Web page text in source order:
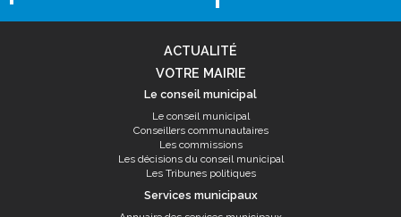
ACTUALITÉ
VOTRE MAIRIE
Le conseil municipal
Le conseil municipal
Conseillers communautaires
Les commissions
Les décisions du conseil municipal
Les Tribunes politiques
Services municipaux